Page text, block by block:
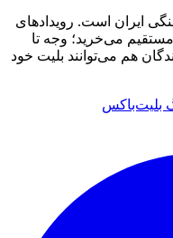
ایران است. رویدادهای
می‌خرید؛ وجه تا
هم می‌توانند بلیت خود
بلیت‌باکس